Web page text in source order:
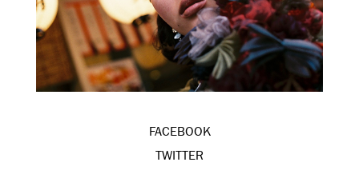
FACEBOOK
TWITTER